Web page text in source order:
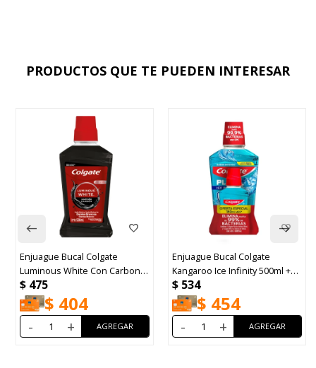
PRODUCTOS QUE TE PUEDEN INTERESAR
Enjuague Bucal Colgate
Luminous White Con Carbon
500ml
$ 475
$ 404
- +
Enjuague Bucal Colgate
Kangaroo Ice Infinity 500ml +
180ml
$ 534
$ 454
- +